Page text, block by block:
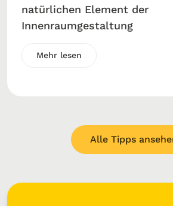
natürlichen Element der
Innenraumgestaltung
Mehr lesen
Alle Tipps